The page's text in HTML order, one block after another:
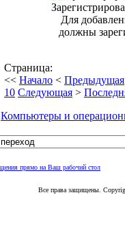
Для
должны
Страница:
<< Начало < Предыдущая
10 Следующая >
Компьютеры и
Все права защищены.